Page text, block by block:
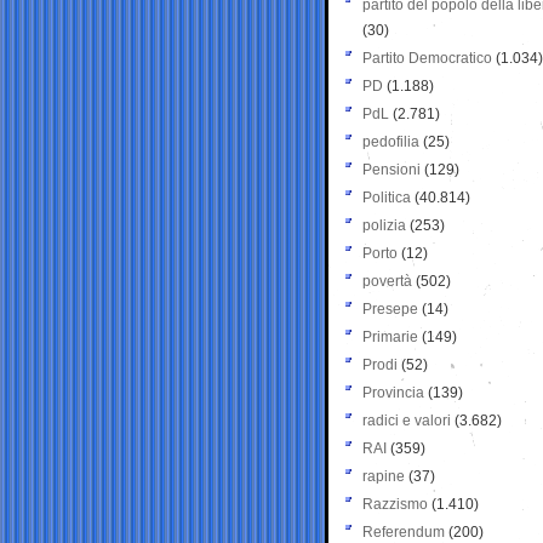
partito del popolo della
(30)
Partito Democratico (1.034)
PD (1.188)
PdL (2.781)
pedofilia (25)
Pensioni (129)
Politica (40.814)
polizia (253)
Porto (12)
povertà (502)
Presepe (14)
Primarie (149)
Prodi (52)
Provincia (139)
radici e valori (3.682)
RAI (359)
rapine (37)
Razzismo (1.410)
Referendum (200)